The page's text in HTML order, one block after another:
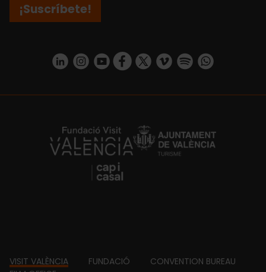
¡Suscríbete!
https://www.linkedin.com/company/turismo-valencia/mycompany/
https://www.instagram.com/visit_valencia/
https://www.youtube.com/user/
https://www.facebook.com/
https://twitter.com/
https://vimeo.com/
https://https://api.whatsapp.com/
https://fundacion.visitvalencia.com/
Footer
VISIT VALÈNCIA FUNDACIÓ
CONVENTION BUREAU